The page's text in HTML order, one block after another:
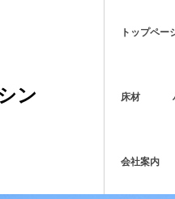
ン
トップペー
床材
会社案内